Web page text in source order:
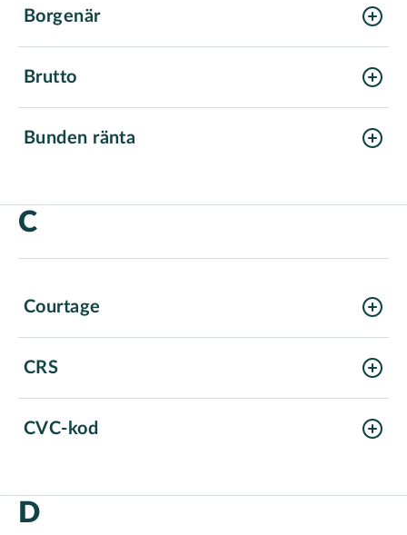
Borgenär
Brutto
Bunden ränta
C
Courtage
CRS
CVC-kod
D